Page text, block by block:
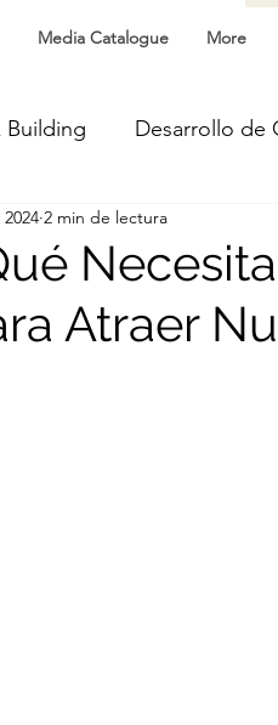
Media Catalogue More
Building Desarrollo de
Programática
Atraer
2 min de lectura